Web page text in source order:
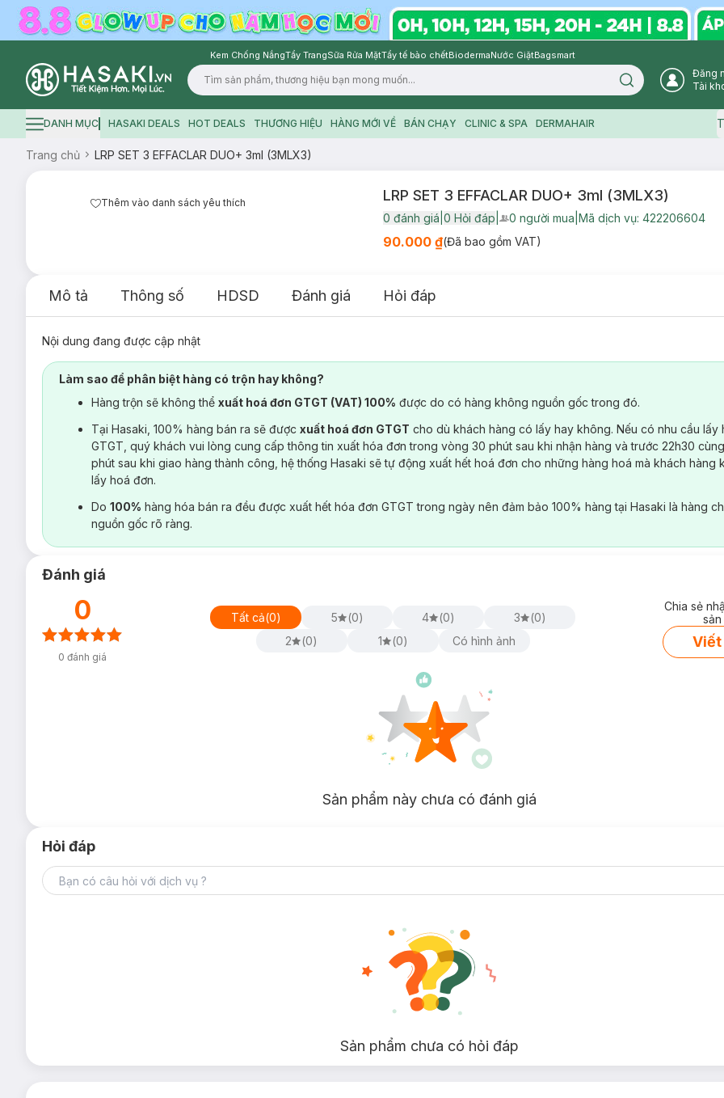
Kem Chống NắngTẩy TrangSữa Rửa MặtTẩy tế bào chếtBiodermaNước GiặtBagsmart
Logo
Search icon
Đăng
Tài
Hamburger icon
DANH MỤC HASAKI DEALS HOT DEALS THƯƠNG HIỆU HÀNG MỚI VỀ BÁN CHẠY CLINIC & SPA DERMAHAIR
Trang chủ LRP SET 3 EFFACLAR DUO+ 3ml (3MLX3)
Thêm vào danh sách yêu thích LRP SET 3 EFFACLAR DUO+ 3ml (3MLX3)
0 đánh giá 0 Hỏi đáp User Product Icon
0 người mua Mã dịch vụ: 422206604
90.000 ₫(Đã bao gồm VAT)
Mô tả Thông số HDSD Đánh giá Hỏi đáp
Nội dung đang được cập nhật
Làm sao để phân biệt hàng có trộn hay không?
Hàng trộn sẽ không thể xuất hoá đơn GTGT (VAT) 100% được do có hàng không nguồn gốc trong đó.
Tại Hasaki, 100% hàng bán ra sẽ được xuất hoá đơn GTGT cho dù khách hàng có lấy hay không. Nếu có nhu cầu lấy
GTGT, quý khách vui lòng cung cấp thông tin xuất hóa đơn trong vòng 30 phút sau khi nhận hàng và trước 22h30
phút sau khi giao hàng thành công, hệ thống Hasaki sẽ tự động xuất hết hoá đơn cho những hàng hoá mà khách hàng
lấy hoá đơn.
Do 100% hàng hóa bán ra đều được xuất hết hóa đơn GTGT trong ngày nên đảm bảo 100% hàng tại Hasaki là hàng
nguồn gốc rõ ràng.
Đánh giá
0
0 đánh giá
Tất cả(0) 5 (0) 4 (0) 3 (0)
2
(0) 1 (0) Có hình ảnh
Chia sẻ
Viết
Sản phẩm này chưa có đánh giá
Hỏi đáp
Sản phẩm chưa có hỏi đáp